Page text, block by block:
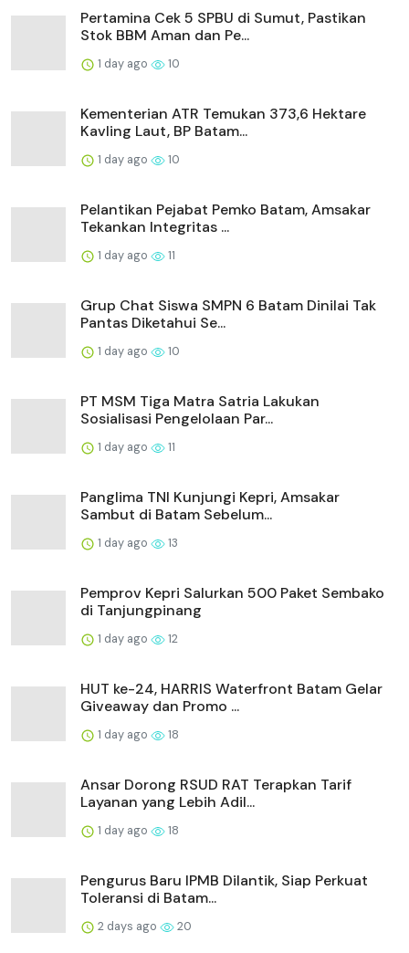
Pertamina Cek 5 SPBU di Sumut, Pastikan
Stok BBM Aman dan Pe...
1 day ago 10
Kementerian ATR Temukan 373,6 Hektare
Kavling Laut, BP Batam...
1 day ago 10
Pelantikan Pejabat Pemko Batam, Amsakar
Tekankan Integritas ...
1 day ago 11
Grup Chat Siswa SMPN 6 Batam Dinilai Tak
Pantas Diketahui Se...
1 day ago 10
PT MSM Tiga Matra Satria Lakukan
Sosialisasi Pengelolaan Par...
1 day ago 11
Panglima TNI Kunjungi Kepri, Amsakar
Sambut di Batam Sebelum...
1 day ago 13
Pemprov Kepri Salurkan 500 Paket Sembako
di Tanjungpinang
1 day ago 12
HUT ke-24, HARRIS Waterfront Batam Gelar
Giveaway dan Promo ...
1 day ago 18
Ansar Dorong RSUD RAT Terapkan Tarif
Layanan yang Lebih Adil...
1 day ago 18
Pengurus Baru IPMB Dilantik, Siap Perkuat
Toleransi di Batam...
2 days ago 20